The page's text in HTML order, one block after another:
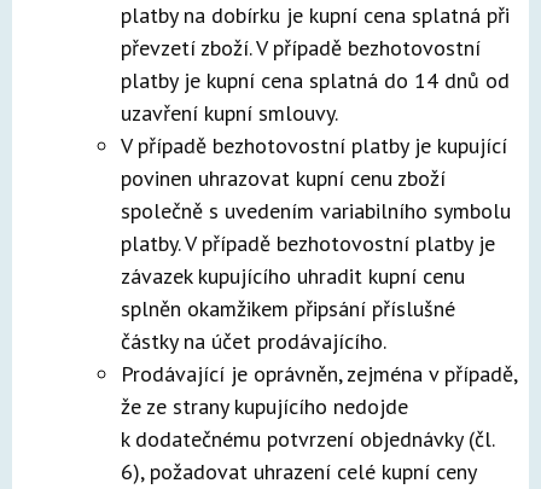
platby na dobírku je kupní cena splatná při
převzetí zboží. V případě bezhotovostní
platby je kupní cena splatná do 14 dnů od
uzavření kupní smlouvy.
V případě bezhotovostní platby je kupující
povinen uhrazovat kupní cenu zboží
společně s uvedením variabilního symbolu
platby. V případě bezhotovostní platby je
závazek kupujícího uhradit kupní cenu
splněn okamžikem připsání příslušné
částky na účet prodávajícího.
Prodávající je oprávněn, zejména v případě,
že ze strany kupujícího nedojde
k dodatečnému potvrzení objednávky (čl.
6), požadovat uhrazení celé kupní ceny